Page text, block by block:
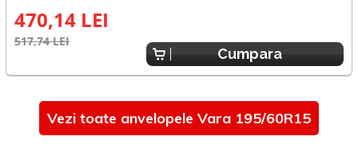
470,14 LEI
517,74 LEI
Cumpara
Vezi toate anvelopele Vara 195/60R15